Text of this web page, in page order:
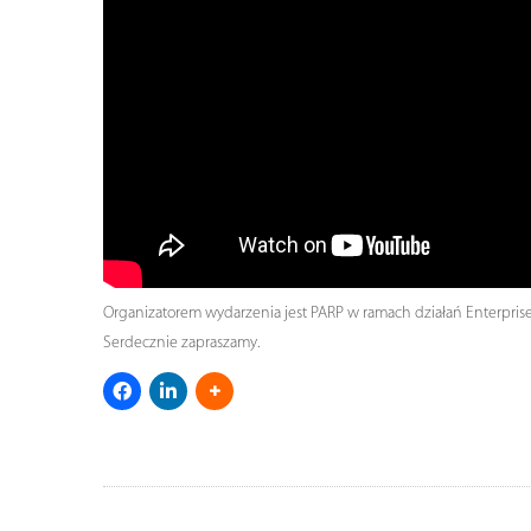
Organizatorem wydarzenia jest PARP w ramach działań
Serdecznie zapraszamy.